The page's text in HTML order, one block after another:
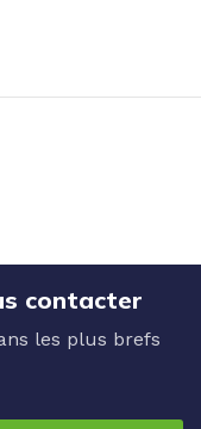
contacter
les plus brefs